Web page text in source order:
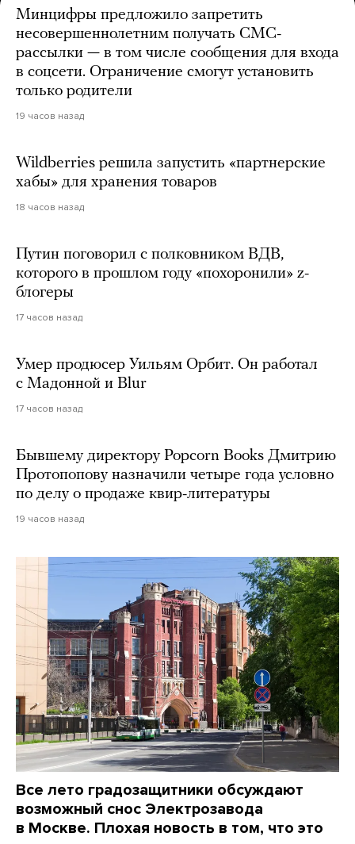
Минцифры предложило запретить
несовершеннолетним получать СМС-
рассылки — в том числе сообщения для входа
в соцсети. Ограничение смогут установить
только родители
19 часов назад
Wildberries решила запустить «партнерские
хабы» для хранения товаров
18 часов назад
Путин поговорил с полковником ВДВ,
которого в прошлом году «похоронили» z-
блогеры
17 часов назад
Умер продюсер Уильям Орбит. Он работал
с Мадонной и Blur
17 часов назад
Бывшему директору Popcorn Books Дмитрию
Протопопову назначили четыре года условно
по делу о продаже квир-литературы
19 часов назад
Все лето градозащитники обсуждают
возможный снос Электрозавода
в Москве. Плохая новость в том, что это